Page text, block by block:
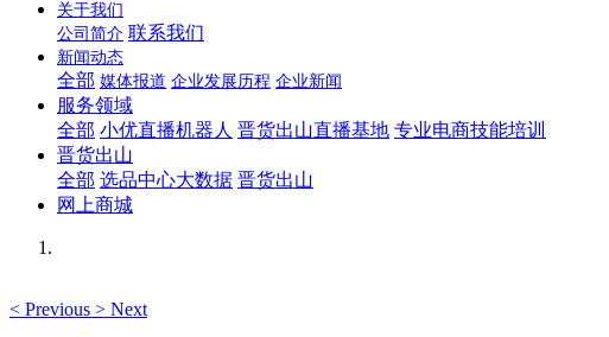
关于我们
公司简介 联系我们
新闻动态
全部 媒体报道 企业发展历程 企业新闻
服务领域
全部 小优直播机器人 晋货出山直播基地 专业电商技能培训
晋货出山
全部 选品中心大数据 晋货出山
网上商城
< Previous > Next